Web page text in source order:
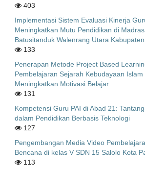
403
Implementasi Sistem Evaluasi Kinerja
Meningkatkan Mutu Pendidikan di
Batusitanduk Walenrang Utara
133
Penerapan Metode Project Based
Pembelajaran Sejarah Kebudayaan Islam
Meningkatkan Motivasi Belajar
131
Kompetensi Guru PAI di Abad 21:
dalam Pendidikan Berbasis Teknologi
127
Pengembangan Media Video
Bencana di kelas V SDN 15 Salolo Kota
113